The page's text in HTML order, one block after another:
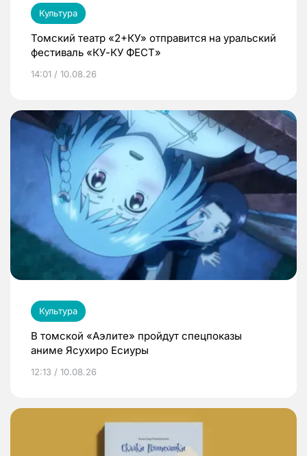
Культура
Томский театр «2+КУ» отправится на уральский
фестиваль «КУ-КУ ФЕСТ»
14:01 / 10.08.26
Культура
В томской «Аэлите» пройдут спецпоказы
аниме Ясухиро Есиуры
12:13 / 10.08.26